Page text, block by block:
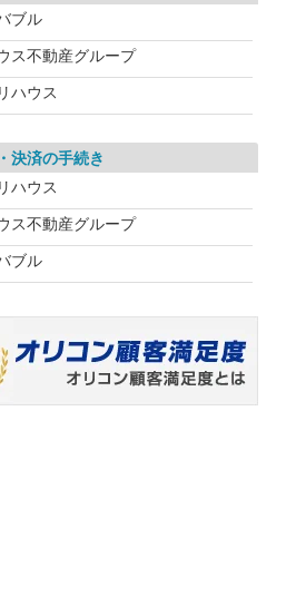
ブル
ス不動産グループ
ハウス
決済の手続き
ハウス
ス不動産グループ
ブル